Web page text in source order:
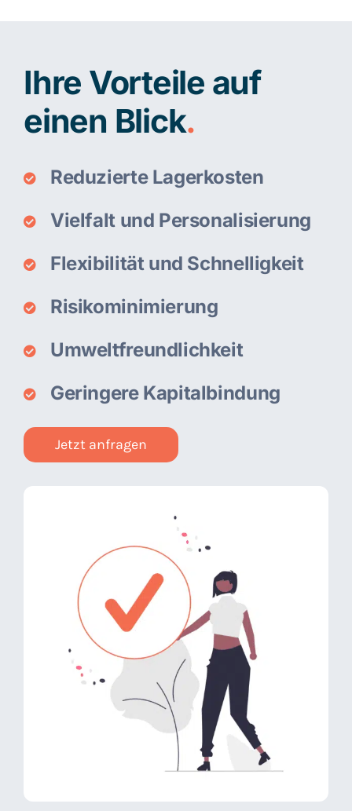
Ihre Vorteile auf
einen Blick.
Reduzierte Lagerkosten
Vielfalt und Personalisierung
Flexibilität und Schnelligkeit
Risikominimierung
Umweltfreundlichkeit
Geringere Kapitalbindung
Jetzt anfragen